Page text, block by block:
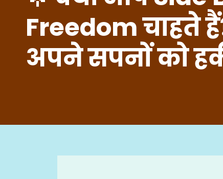
Freedom चाहते
अपने सपनों को